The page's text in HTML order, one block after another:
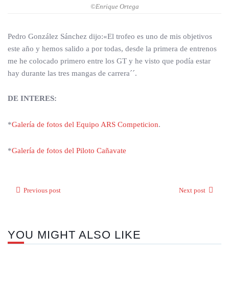
©Enrique Ortega
Pedro González Sánchez dijo:«El trofeo es uno de mis objetivos
este año y hemos salido a por todas, desde la primera de entrenos
me he colocado primero entre los GT y he visto que podía estar
hay durante las tres mangas de carrera´´.
DE INTERES:
*Galería de fotos del Equipo ARS Competicion.
*Galería de fotos del Piloto Cañavate
Previous post Next post
YOU MIGHT ALSO LIKE